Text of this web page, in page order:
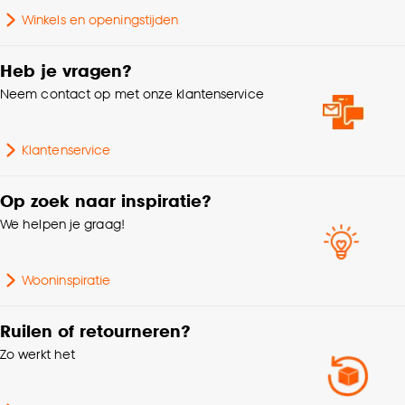
Goed om te weten is dat je deze keuze altijd nog
cookieverklaring
Breedte 2.4 CM
Lengte
Winkels en openingstijden
Heb je vragen?
Neem contact op met onze klantenservice
Klantenservice
Op zoek naar inspiratie?
We helpen je graag!
Wooninspiratie
Ruilen of retourneren?
Zo werkt het